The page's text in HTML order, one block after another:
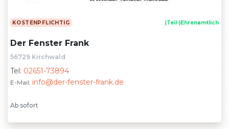
KOSTENPFLICHTIG (Teil-)Ehrenamtlich
Der Fenster Frank
56729 Kirchwald
Tel: 02651-73894
E-Mail: info@der-fenster-frank.de
Ab sofort